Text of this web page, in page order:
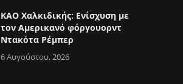
ΚΑΟ Χαλκιδικής: Ενίσχυση με
τον Αμερικανό φόργουορντ
Ντακότα Ρέμπερ
6 Αυγούστου, 2026